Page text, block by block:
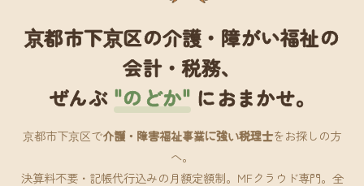
京都市下京区の介護・障がい福祉の
会計・税務、
ぜんぶ "のどか" におまかせ。
京都市下京区で介護・障害福祉事業に強い税理士をお探しの方
へ。
決算料不要・記帳代行込みの月額定額制。MFクラウド専門。全